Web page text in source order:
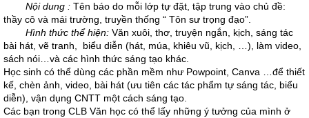
Nội dung : Tên báo do mỗi lớp tự đặt, tập trung vào chủ đề:
thầy cô và mái trường, truyền thống “ Tôn sư trọng đạo”.
Hình thức thể hiện: Văn xuôi, thơ, truyện ngắn, kịch, sáng tác
bài hát, vẽ tranh, biểu diễn (hát, múa, khiêu vũ, kịch, …), làm video,
sách nói…và các hình thức sáng tạo khác.
Học sinh có thể dùng các phần mềm như Powpoint, Canva …để thiết
kế, chèn ảnh, video, bài hát (ưu tiên các tác phẩm tự sáng tác, biểu
diễn), vận dụng CNTT một cách sáng tạo.
Các bạn trong CLB Văn học có thể lấy những ý tưởng của mình ở